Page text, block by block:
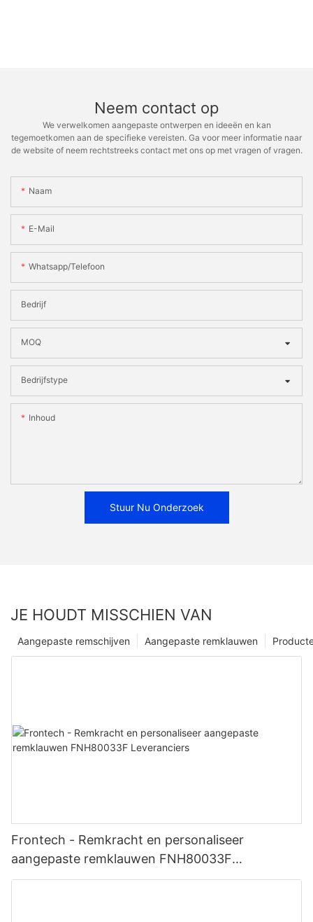
Neem contact op
We verwelkomen aangepaste ontwerpen en ideeën en kan
tegemoetkomen aan de specifieke vereisten. Ga voor meer informatie naar
de website of neem rechtstreeks contact met ons op met vragen of vragen.
Naam
E-Mail
Whatsapp/telefoon
Bedrijf
MOQ
Bedrijfstype
Inhoud
Stuur Nu Onderzoek
JE HOUDT MISSCHIEN VAN
Aangepaste remklauwen
Aangepaste remschijven
Frontech - Remkracht en personaliseer
aangepaste remklauwen FNH80033F
Leveranciers